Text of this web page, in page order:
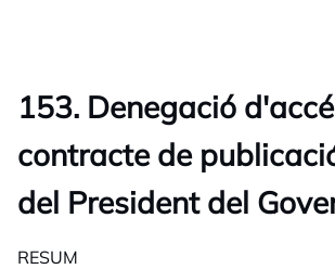
153. Denegació
contracte de
del President del
RESUM